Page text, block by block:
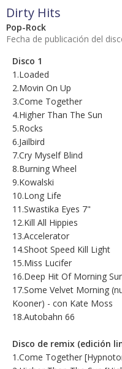
Dirty Hits
Pop-Rock
Fecha de publicación del
Disco 1
1.Loaded
2.Movin On Up
3.Come Together
4.Higher Than The Sun
5.Rocks
6.Jailbird
7.Cry Myself Blind
8.Burning Wheel
9.Kowalski
10.Long Life
11.Swastika Eyes 7"
12.Kill All Hippies
13.Accelerator
14.Shoot Speed Kill Light
15.Miss Lucifer
16.Deep Hit Of Morning
17.Some Velvet Morning
Kooner) - con Kate Moss
18.Autobahn 66
Disco de remix (edición
1.Come Together